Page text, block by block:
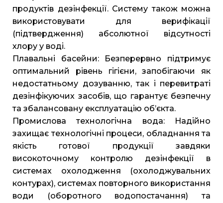
продуктів дезінфекції. Систему також можна
використовувати для верифікації
(підтвердження) абсолютної відсутності
хлору у воді.
Плавальні басейни: Безперервно підтримує
оптимальний рівень гігієни, запобігаючи як
недостатньому дозуванню, так і перевитраті
дезінфікуючих засобів, що гарантує безпечну
та збалансовану експлуатацію об’єкта.
Промислова технологічна вода: Надійно
захищає технологічні процеси, обладнання та
якість готової продукції завдяки
високоточному контролю дезінфекції в
системах охолодження (охолоджувальних
контурах), системах повторного використання
води (оборотного водопостачання) та